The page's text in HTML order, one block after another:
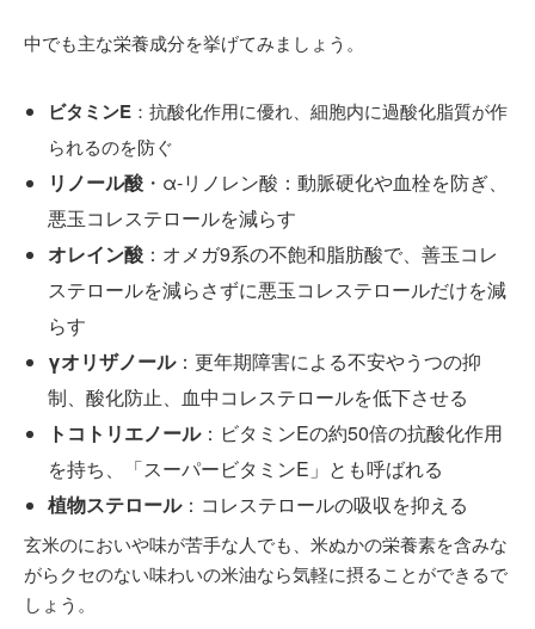
中でも主な栄養成分を挙げてみましょう。
ビタミンE ：抗酸化作用に優れ、細胞内に過酸化脂質が作
られるのを防ぐ
リノール酸 ・α-リノレン酸：動脈硬化や血栓を防ぎ、
悪玉コレステロールを減らす
オレイン酸 ：オメガ9系の不飽和脂肪酸で、善玉コレ
ステロールを減らさずに悪玉コレステロールだけを減
らす
γオリザノール：更年期障害による不安やうつの抑
制、酸化防止、血中コレステロールを低下させる
トコトリエノール：ビタミンEの約50倍の抗酸化作用
を持ち、「スーパービタミンE」とも呼ばれる
植物ステロール：コレステロールの吸収を抑える
玄米のにおいや味が苦手な人でも、米ぬかの栄養素を含みな
がらクセのない味わいの米油なら気軽に摂ることができるで
しょう。